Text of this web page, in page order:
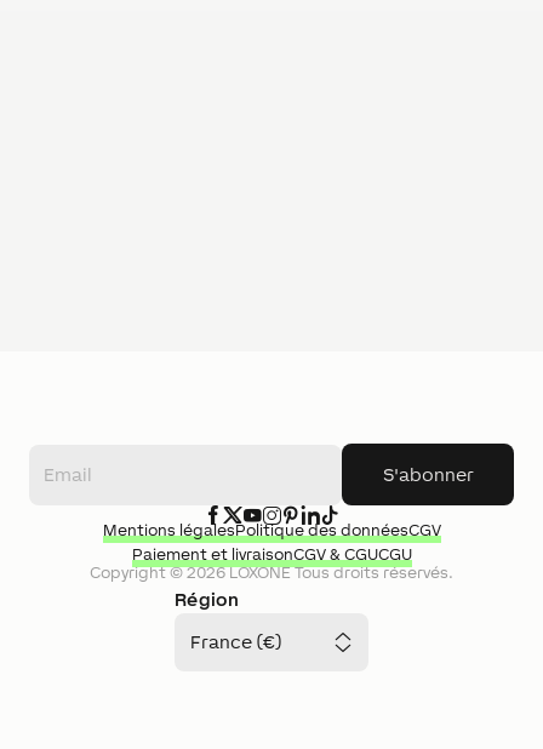
S'abonner
Région
France (€)
Copyright ©2026LOXONETous droits réservés.
Mentions légalesPolitique des donnéesCGV
Paiement et livraisonCGV & CGUCGU